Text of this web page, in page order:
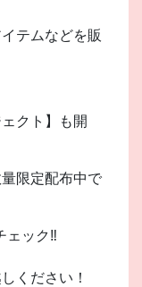
テムなどを販
クト】も開
限定配布中で
ェック‼︎
ください！